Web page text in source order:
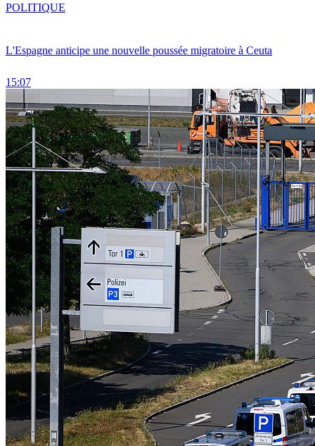
L'Espagne anticipe une nouvelle poussée migratoire à Ceuta
15:07
POLITIQUE